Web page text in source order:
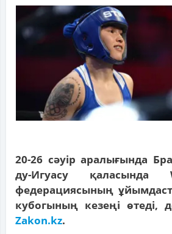
20-26 сәуір аралығында
ду-Игуасу қаласында
федерациясының
кубогының кезеңі өтеді,
Zakon.kz.